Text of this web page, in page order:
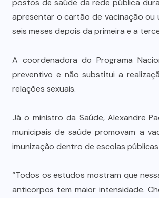
postos de saúde da rede pública
apresentar o cartão de vacinação ou
seis meses depois da primeira e a
A coordenadora do Programa
preventivo e não substitui a
relações sexuais.
Já o ministro da Saúde, Alexandre
municipais de saúde promovam a
imunização dentro de escolas
“Todos os estudos mostram que
anticorpos tem maior intensidade.